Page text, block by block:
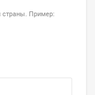
страны. Пример: